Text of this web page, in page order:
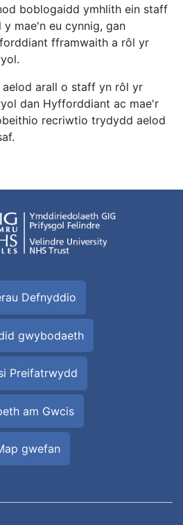
boblogaidd ymhlith ein staff
mae'n eu cynnig, gan
fframwaith a rôl yr
arall o staff yn rôl yr
dan Hyfforddiant ac mae'r
recriwtio trydydd aelod
Defnyddio
gwybodaeth
Preifatrwydd
am Gwcis
gwefan